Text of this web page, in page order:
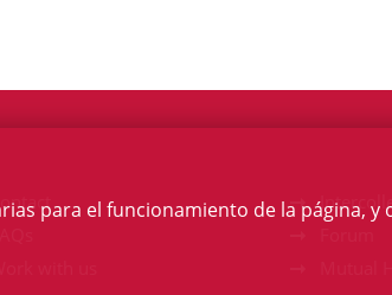
para el funcionamiento de la página,